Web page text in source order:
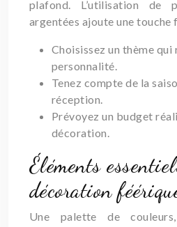
plafond. L’utilisation de
argentées ajoute une touche
Choisissez un thème
personnalité.
Tenez compte de la
réception.
Prévoyez un budget
décoration.
Éléments
décoration
Une palette de